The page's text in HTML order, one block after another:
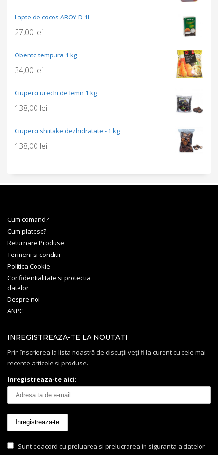
Lapte de cocos AROY-D 1L
27,00 lei
Obento tempura 1 kg
34,00 lei
Ciuperci urechi de lemn 1 kg
138,00 lei
Ciuperci shiitake dezhidratate - 1 kg
138,00 lei
Cum comand?
Cum platesc?
Returnare Produse
Termeni si conditii
Politica Cookie
Confidentialitate si protectia
datelor
Despre noi
ANPC
INREGISTREAZA-TE LA NOUTATI
Prin înscrierea la lista noastră de discuții veți fi la curent cu cele mai
recente articole si produse.
Inregistreaza-te aici:
Sunt deacord cu preluarea si prelucrarea in siguranta a datelor